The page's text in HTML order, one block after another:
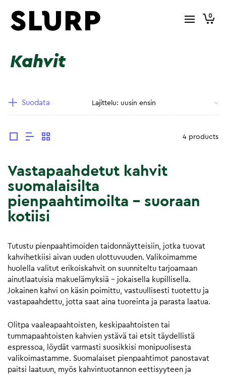
0
Kahvit
Suodata
4 products
Vastapaahdetut kahvit
suomalaisilta
pienpaahtimoilta – suoraan
kotiisi
Tutustu pienpaahtimoiden taidonnäytteisiin, jotka tuovat
kahvihetkiisi aivan uuden ulottuvuuden. Valikoimamme
huolella valitut erikoiskahvit on suunniteltu tarjoamaan
ainutlaatuisia makuelämyksiä – jokaisella kupillisella.
Jokainen kahvi on käsin poimittu, vastuullisesti tuotettu ja
vastapaahdettu, jotta saat aina tuoreinta ja parasta laatua.
Olitpa vaaleapaahtoisten, keskipaahtoisten tai
tummapaahtoisten kahvien ystävä tai etsit täydellistä
espressoa, löydät varmasti suosikkisi monipuolisesta
valikoimastamme. Suomalaiset pienpaahtimot panostavat
paitsi laatuun, myös kahvintuotannon eettisyyteen ja